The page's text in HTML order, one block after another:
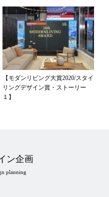
【モダンリビング大賞2020/スタイ
リングデザイン賞・ストーリー
１】
ン企画
planning